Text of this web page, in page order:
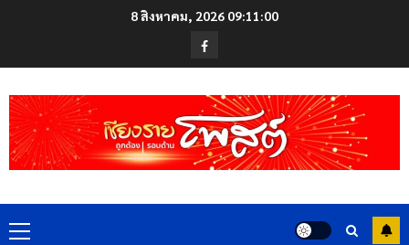
8 สิงหาคม, 2026 09:11:00
Facebook
Primary